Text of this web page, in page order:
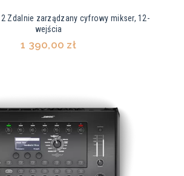
Zdalnie zarządzany cyfrowy mikser, 12-
wejścia
1 390,00 zł